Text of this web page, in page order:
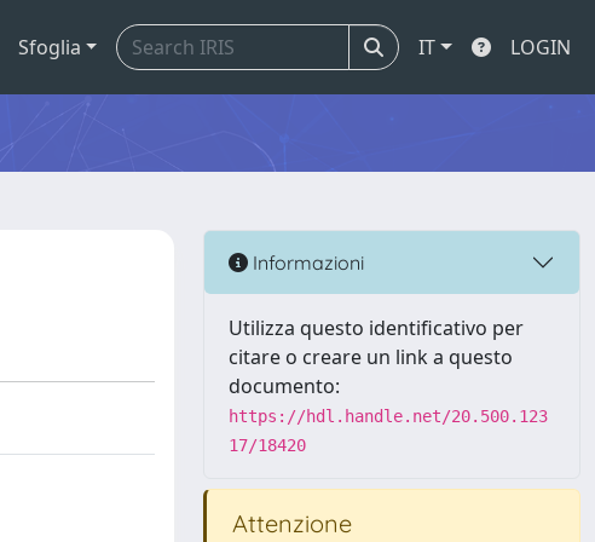
Sfoglia IT LOGIN
Informazioni
Utilizza questo identificativo per
citare o creare un link a questo
documento:
https://hdl.handle.net/20.500.123
17/18420
Attenzione